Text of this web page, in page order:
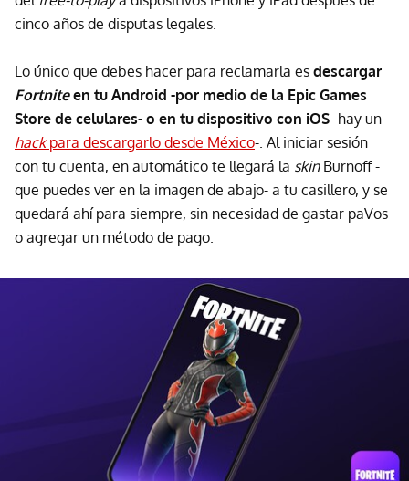
cinco años de disputas legales.
Lo único que debes hacer para reclamarla es descargar
Fortniteen tu Android -por medio de la Epic Games
Store de celulares- o en tu dispositivo con iOS -hay un
hackpara descargarlo desde México-. Al iniciar sesión
con tu cuenta, en automático te llegará la skin Burnoff -
que puedes ver en la imagen de abajo- a tu casillero, y se
quedará ahí para siempre, sin necesidad de gastar paVos
o agregar un método de pago.